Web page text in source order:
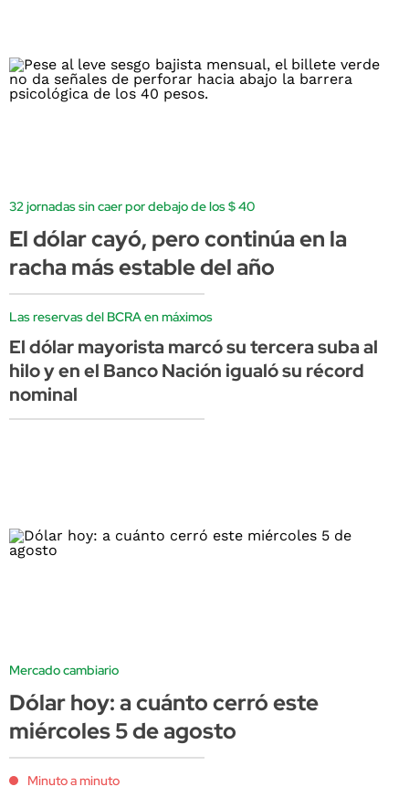
32 jornadas sin caer por debajo de los $ 40
El dólar cayó, pero continúa en la
racha más estable del año
Las reservas del BCRA en máximos
El dólar mayorista marcó su tercera suba al
hilo y en el Banco Nación igualó su récord
nominal
Mercado cambiario
Dólar hoy: a cuánto cerró este
miércoles 5 de agosto
Minuto a minuto